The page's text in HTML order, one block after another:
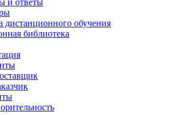
и ответы
дистанционного обучения
библиотека